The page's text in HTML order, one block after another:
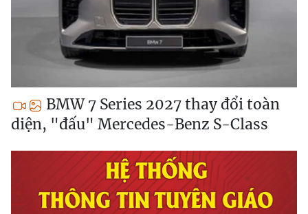
BMW 7 Series 2027 thay đổi toàn
diện, "đấu" Mercedes-Benz S-Class